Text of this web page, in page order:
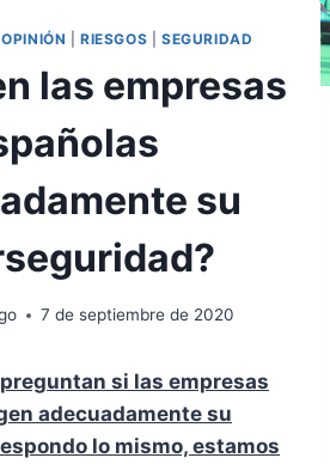
OPINIÓN |RIESGOS |SEGURIDAD
las empresas
su
7 de septiembre de 2020
si las empresas
adecuadamente su
lo mismo, estamos